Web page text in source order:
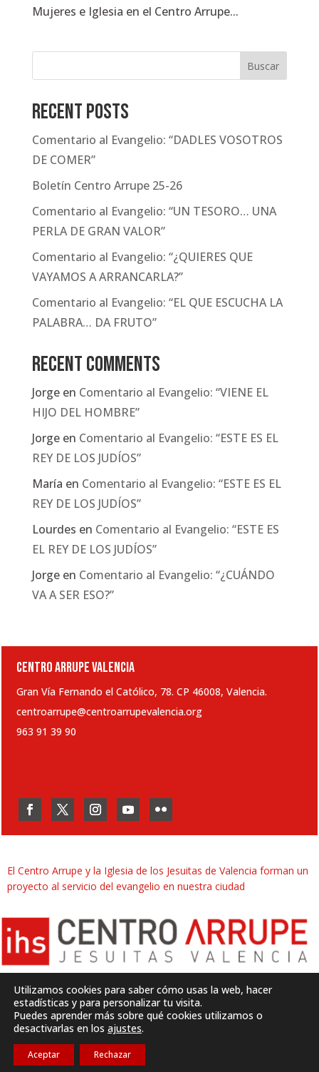
Mujeres e Iglesia en el Centro Arrupe...
Buscar
Recent Posts
Comentario al Evangelio: “DADLES VOSOTROS
DE COMER”
Boletín Centro Arrupe 25-26
Comentario al Evangelio: “UN TESORO… UNA
PERLA DE GRAN VALOR”
Comentario al Evangelio: “¿QUIERES QUE
VAYAMOS A ARRANCARLA?”
Comentario al Evangelio: “EL QUE ESCUCHA LA
PALABRA… DA FRUTO”
Recent Comments
Jorgeen Comentario al Evangelio: “VIENE EL
HIJO DEL HOMBRE”
Jorgeen Comentario al Evangelio: “ESTE ES EL
REY DE LOS JUDÍOS”
María en Comentario al Evangelio: “ESTE ES EL
REY DE LOS JUDÍOS”
Lourdes en Comentario al Evangelio: “ESTE ES
EL REY DE LOS JUDÍOS”
Jorgeen Comentario al Evangelio: “¿CUÁNDO
VA A SER ESO?”
CENTRO ARRUPE VALENCIA
Gran Vía Fernando el Católico, 78. CP 46008, Valencia.
centroarrupe@centroarrupevalencia.org
963 91 39 90
El Centro Arrupe y la Iglesia de los Jesuitas de Valencia forman un
proyecto al servicio del evangelio en nuestra ciudad
Desarrollado porSJDigital
Política de privacidad
Utilizamos cookies para saber cómo usas la web, hacer
estadísticas y para personalizar tu visita.
Puedes aprender más sobre qué cookies utilizamos o
desactivarlas en los ajustes.
Aceptar Rechazar